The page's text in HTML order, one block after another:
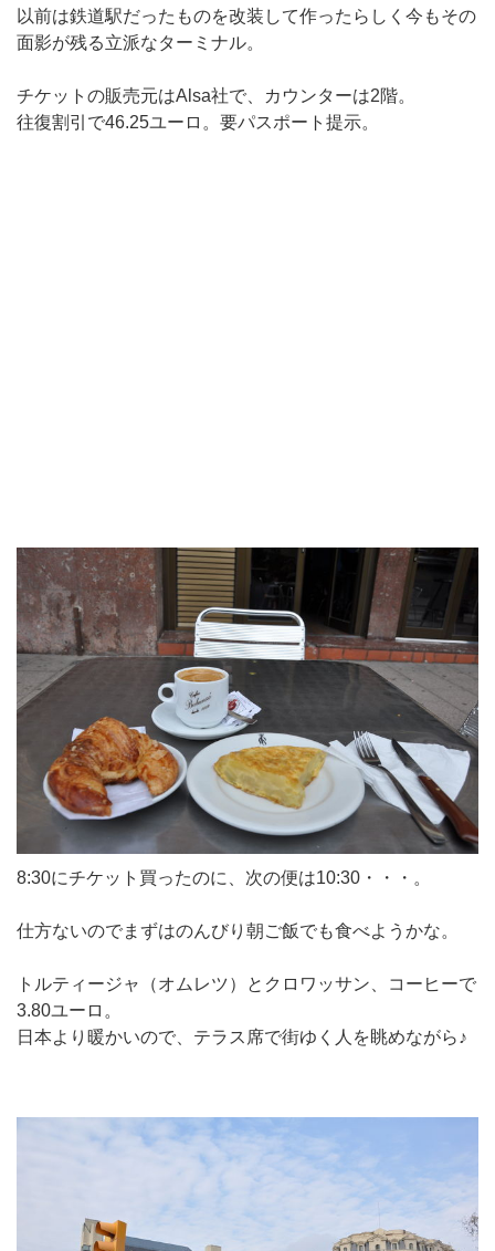
以前は鉄道駅だったものを改装して作ったらしく今もその
面影が残る立派なターミナル。
チケットの販売元はAlsa社で、カウンターは2階。
往復割引で46.25ユーロ。要パスポート提示。
8:30にチケット買ったのに、次の便は10:30・・・。
仕方ないのでまずはのんびり朝ご飯でも食べようかな。
トルティージャ（オムレツ）とクロワッサン、コーヒーで
3.80ユーロ。
日本より暖かいので、テラス席で街ゆく人を眺めながら♪